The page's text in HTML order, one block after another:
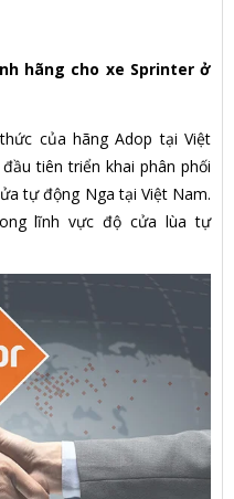
hãng cho xe Sprinter ở
của hãng Adop tại Việt
tiên triển khai phân phối
tự động Nga tại Việt Nam.
lĩnh vực độ cửa lùa tự